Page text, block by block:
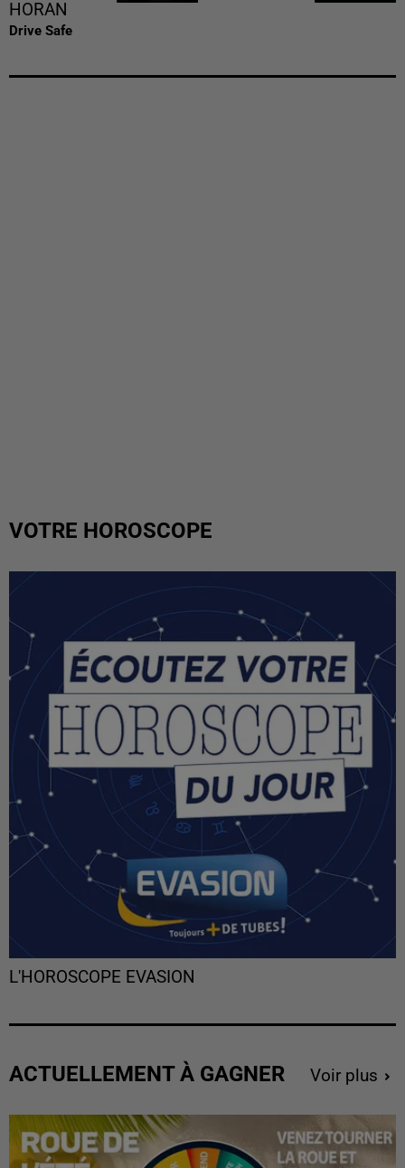
HORAN
Drive Safe
VOTRE HOROSCOPE
L'HOROSCOPE EVASION
ACTUELLEMENT À GAGNER Voir plus